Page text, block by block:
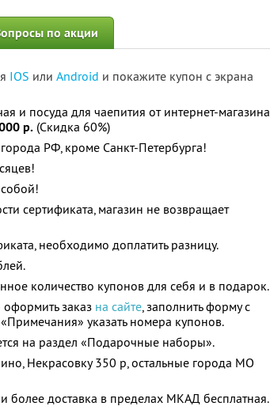
по акции
IOS или Android и покажите купон с экрана
и посуда для чаепития от интернет-магазина
р. (Скидка 60%)
РФ, кроме Санкт-Петербурга!
сертификата, магазин не возвращает
необходимо доплатить разницу.
количество купонов для себя и в подарок.
заказ на сайте, заполнить форму с
указать номера купонов.
на раздел «Подарочные наборы».
Некрасовку 350 р, остальные города МО
более доставка в пределах МКАД бесплатная.